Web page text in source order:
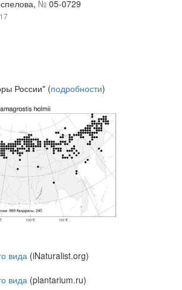
№ 05-0729
России" (подробности)
вида (iNaturalist.org)
вида (plantarium.ru)